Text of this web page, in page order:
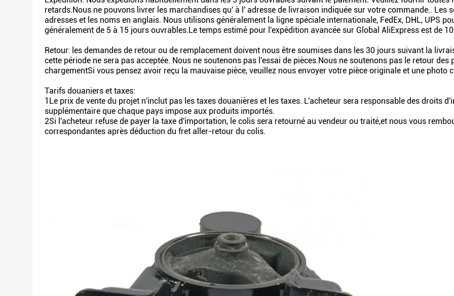
retards.Nous ne pouvons livrer les marchandises qu' à l' adresse de livraison indiquée sur votre commande.. Les
adresses et les noms en anglais. Nous utilisons généralement la ligne spéciale internationale, FedEx, DHL, UPS
généralement de 5 à 15 jours ouvrables.Le temps estimé pour l'expédition avancée sur Global AliExpress est de
Retour: les demandes de retour ou de remplacement doivent nous être soumises dans les 30 jours suivant la
cette période ne sera pas acceptée. Nous ne soutenons pas l'essai de pièces.Nous ne soutenons pas le retour
chargementSi vous pensez avoir reçu la mauvaise pièce, veuillez nous envoyer votre pièce originale et une photo
Tarifs douaniers et taxes:
1Le prix de vente du projet n'inclut pas les taxes douanières et les taxes. L'acheteur sera responsable des droits
supplémentaire que chaque pays impose aux produits importés.
2Si l'acheteur refuse de payer la taxe d'importation, le colis sera retourné au vendeur ou traité,et nous vous
correspondantes après déduction du fret aller-retour du colis.